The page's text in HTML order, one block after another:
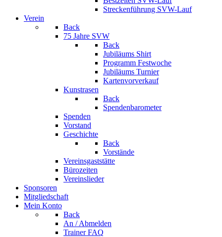
Streckenführung SVW-Lauf
Verein
Back
75 Jahre SVW
Back
Jubiläums Shirt
Programm Festwoche
Jubiläums Turnier
Kartenvorverkauf
Kunstrasen
Back
Spendenbarometer
Spenden
Vorstand
Geschichte
Back
Vorstände
Vereinsgaststätte
Bürozeiten
Vereinslieder
Sponsoren
Mitgliedschaft
Mein Konto
Back
An / Abmelden
Trainer FAQ